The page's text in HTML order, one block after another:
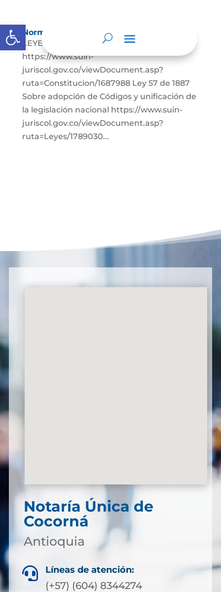
Abrir barra de herramientas
Normatividad
LEYES: Constitución Política de Colombia.
https://www.suin-
juriscol.gov.co/viewDocument.asp?
ruta=Constitucion/1687988 Ley 57 de 1887
Sobre adopción de Códigos y unificación de
la legislación nacional https://www.suin-
juriscol.gov.co/viewDocument.asp?
ruta=Leyes/1789030...
Notaría Única de
Cocorná
Antioquia
 Líneas de atención:
(+57) (604) 8344274